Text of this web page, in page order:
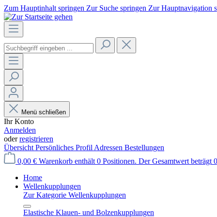
Zum Hauptinhalt springen Zur Suche springen Zur Hauptnavigation
Menü schließen
Ihr Konto
Anmelden
oderregistrieren
Übersicht Persönliches Profil Adressen Bestellungen
0,00 € Warenkorb enthält 0 Positionen. Der Gesamtwert beträgt
Home
Wellenkupplungen
Zur Kategorie Wellenkupplungen
Elastische Klauen- und Bolzenkupplungen